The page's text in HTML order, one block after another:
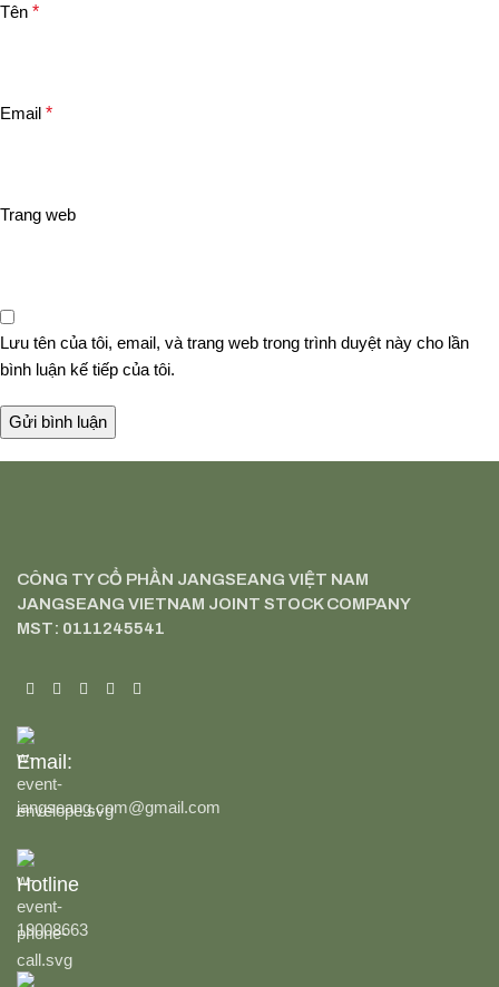
Tên *
Email *
Trang web
Lưu tên của tôi, email, và trang web trong trình duyệt này cho lần
bình luận kế tiếp của tôi.
CÔNG TY CỔ PHẦN JANGSEANG VIỆT NAM
JANGSEANG VIETNAM JOINT STOCK COMPANY
MST: 0111245541
Email:
jangseang.com@gmail.com
Hotline
19008663